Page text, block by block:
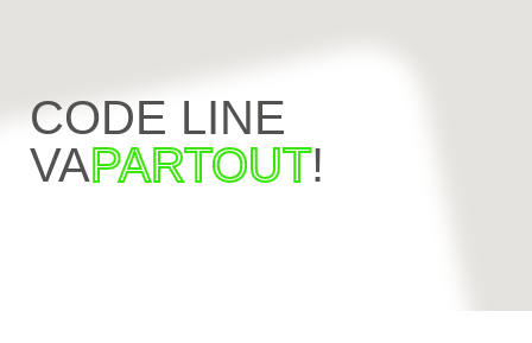
CODE LINE
VAPARTOUT!